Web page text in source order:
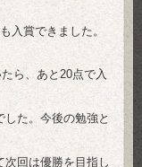
入賞できました。
ら、あと20点で入
た。今後の勉強と
回は優勝を目指し